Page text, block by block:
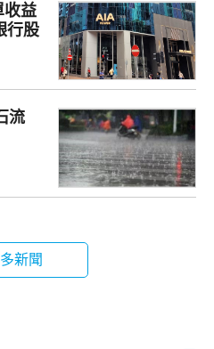
收益
行股
流
新聞